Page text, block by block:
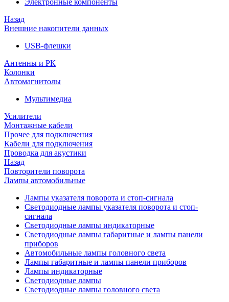
Электронные компоненты
Назад
Внешние накопители данных
USB-флешки
Антенны и РК
Колонки
Автомагнитолы
Мультимедиа
Усилители
Монтажные кабели
Прочее для подключения
Кабели для подключения
Проводка для акустики
Назад
Повторители поворота
Лампы автомобильные
Лампы указателя поворота и стоп-сигнала
Светодиодные лампы указателя поворота и стоп-
сигнала
Светодиодные лампы индикаторные
Светодиодные лампы габаритные и лампы панели
приборов
Автомобильные лампы головного света
Лампы габаритные и лампы панели приборов
Лампы индикаторные
Светодиодные лампы
Светодиодные лампы головного света